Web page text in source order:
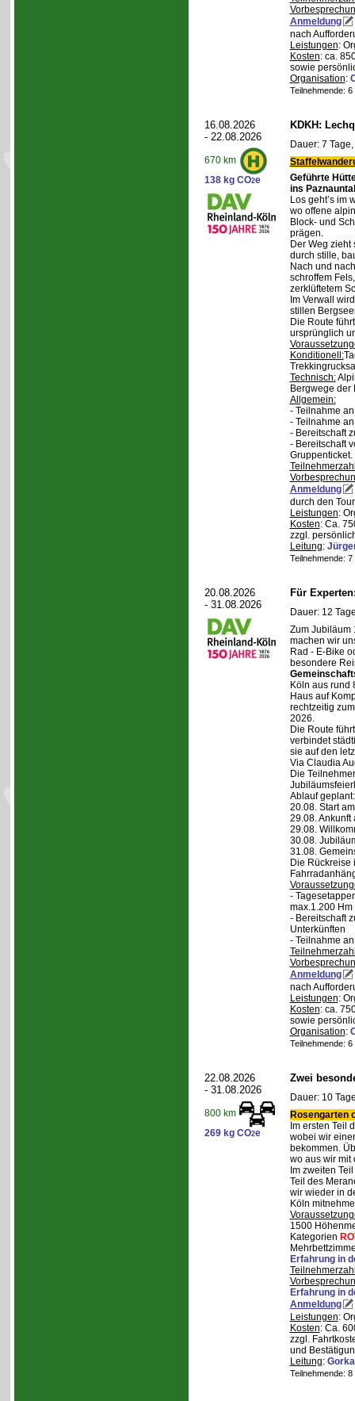
Anmeldung
nach
Leistungen:
Kosten: ca.
sowie
Organisation:
Teilnehmende:
16.08.2026
- 22.08.2026
670 km
138 kg CO2e
KDKH:
Dauer: 7
Geführte
ins Paznauntal
Los geht’s im
wo offene
Block- und
prägen.
Der Weg
durch stille,
Nach und
schroffem
zerklüftetem
Im Verwall
stillen
Die Route
ursprünglich
Konditionell:
Technisch:
Bergwege
Allgemein:
- Teilnahme
- Teilnahme
- Bereitschaft
- Bereitschaft
Gruppenticket.
Anmeldung
durch den
Leistungen:
Kosten: Ca.
zzgl.
Leitung:
Teilnehmende:
20.08.2026
- 31.08.2026
Für
Dauer: 12
Zum Jubiläum
machen wir
Rad - E-Bike
besondere
Köln aus rund
Haus auf
rechtzeitig
2026.
Die Route
verbindet
sie auf den
Via Claudia
Die
Ablauf geplant:
20.08. Start
29.08. Ankunft
29.08.
30.08.
31.08.
Die Rückreise
-
max.1.200 Hm
- Bereitschaft
Unterkünften
- Teilnahme
Anmeldung
nach
Leistungen:
Kosten: ca.
sowie
Organisation:
Teilnehmende:
22.08.2026
- 31.08.2026
800 km
269 kg CO2e
Zwei
Dauer: 10
Rosengarten
Im ersten Teil
wobei wir
bekommen.
wo aus wir mit
Im zweiten
Teil des
wir wieder in
Köln
1500
Kategorien
Erfahrung in
Erfahrung in
Anmeldung
Leistungen:
Kosten: Ca.
zzgl.
und
Leitung:
Teilnehmende: